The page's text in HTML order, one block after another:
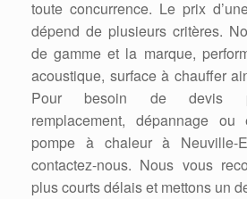
toute concurrence. Le prix
dépend de plusieurs critères.
de gamme et la marque,
acoustique, surface à chauffer
Pour besoin de devis
remplacement, dépannage
pompe à chaleur à Neuville-
contactez-nous. Nous vous
plus courts délais et mettons un